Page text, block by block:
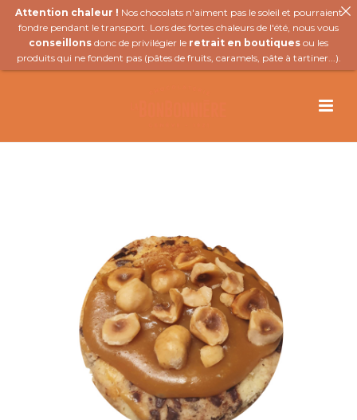
Attention chaleur ! Nos chocolats n'aiment pas le soleil et pourraient
fondre pendant le transport. Lors des fortes chaleurs de l'été, nous vous
conseillons donc de privilégier le retrait en boutiques ou les
produits qui ne fondent pas (pâtes de fruits, caramels, pâte à tartiner...).